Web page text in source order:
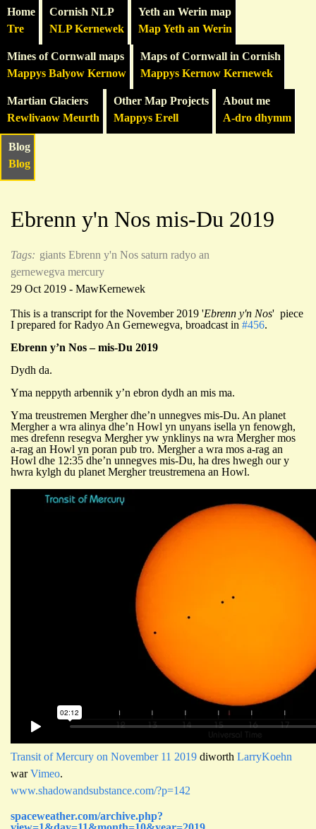
Home
Tre
Cornish NLP
NLP Kernewek
Yeth an Werin map
Map Yeth an Werin
Mines of Cornwall maps
Mappys Balyow Kernow
Maps of Cornwall in Cornish
Mappys Kernow Kernewek
Martian Glaciers
Rewlivaow Meurth
Other Map Projects
Mappys Erell
About me
A-dro dhymm
Blog
Blog
Ebrenn y'n Nos mis-Du 2019
Tags: giants Ebrenn y'n Nos saturn radyo an
gernewegva mercury
29 Oct 2019 - MawKernewek
This is a transcript for the November 2019 'Ebrenn y'n Nos' piece
I prepared for Radyo An Gernewegva, broadcast in #456.
Ebrenn y’n Nos – mis-Du 2019
Dydh da.
Yma neppyth arbennik y’n ebron dydh an mis ma.
Yma treustremen Mergher dhe’n unnegves mis-Du. An planet
Mergher a wra alinya dhe’n Howl yn unyans isella yn fenowgh,
mes drefenn resegva Mergher yw ynklinys na wra Mergher mos
a-rag an Howl yn poran pub tro. Mergher a wra mos a-rag an
Howl dhe 12:35 dhe’n unnegves mis-Du, ha dres hwegh our y
hwra kylgh du planet Mergher treustremena an Howl.
Transit of Mercury on November 11 2019 diworth LarryKoehn
warVimeo.
www.shadowandsubstance.com/?p=142
spaceweather.com/archive.php?